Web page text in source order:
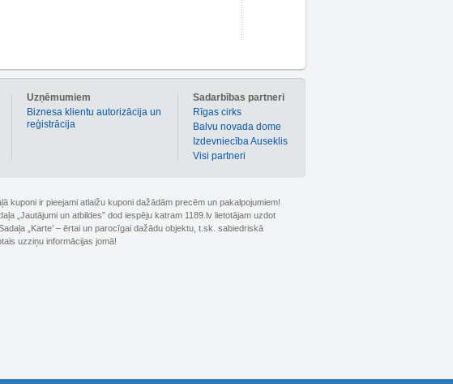
Sadarbības partneri
Rīgas cirks
Balvu novada dome
Izdevniecība Auseklis
Visi partneri
Uzņēmumiem
Biznesa klientu autorizācija un
reģistrācija
kuponi ir pieejami atlaižu kuponi dažādām precēm un pakalpojumiem!
„Jautājumi un atbildes” dod iespēju katram 1189.lv lietotājam uzdot
„Karte’ – ērtai un parocīgai dažādu objektu, t.sk. sabiedriskā
uzziņu informācijas jomā!